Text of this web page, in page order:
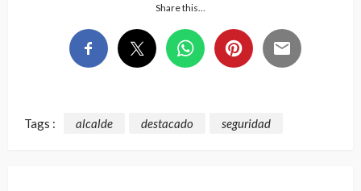
Share this…
Tags : alcalde destacado seguridad